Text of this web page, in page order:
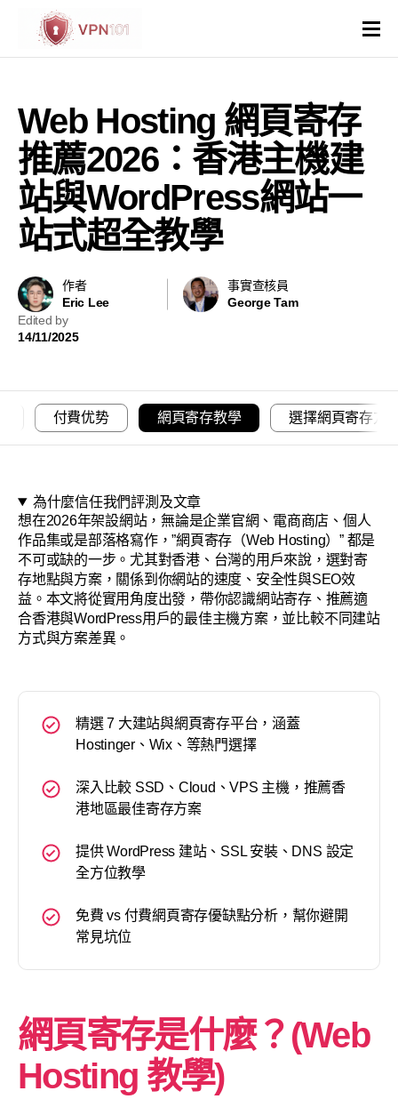
VPN比較
VPN解鎖網站
VPN操作系統和裝置
國家與地區
其他
Web Hosting 網頁寄存
推薦2026：香港主機建
站與WordPress網站一
站式超全教學
作者
Eric Lee
事實查核員
George Tam
Edited by
14/11/2025
付費优势 網頁寄存教學 選擇網頁寄存方
為什麼信任我們評測及文章
想在2026年架設網站，無論是企業官網、電商商店、個人
作品集或是部落格寫作，”網頁寄存（Web Hosting）” 都是
不可或缺的一步。尤其對香港、台灣的用戶來說，選對寄
存地點與方案，關係到你網站的速度、安全性與SEO效
益。本文將從實用角度出發，帶你認識網站寄存、推薦適
合香港與WordPress用戶的最佳主機方案，並比較不同建站
方式與方案差異。
精選 7 大建站與網頁寄存平台，涵蓋
Hostinger、Wix、等熱門選擇
深入比較 SSD、Cloud、VPS 主機，推薦香
港地區最佳寄存方案
提供 WordPress 建站、SSL 安裝、DNS 設定
全方位教學
免費 vs 付費網頁寄存優缺點分析，幫你避開
常見坑位
網頁寄存是什麼？(Web
Hosting 教學)